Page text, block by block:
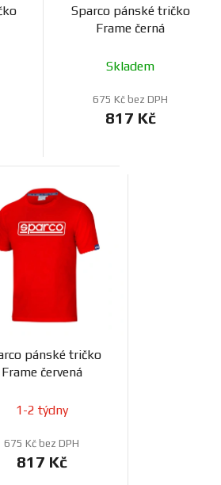
Sparco pánské tričko
Frame černá
Skladem
675 Kč bez DPH
817 Kč
pánské tričko
Frame červená
1-2 týdny
675 Kč bez DPH
817 Kč